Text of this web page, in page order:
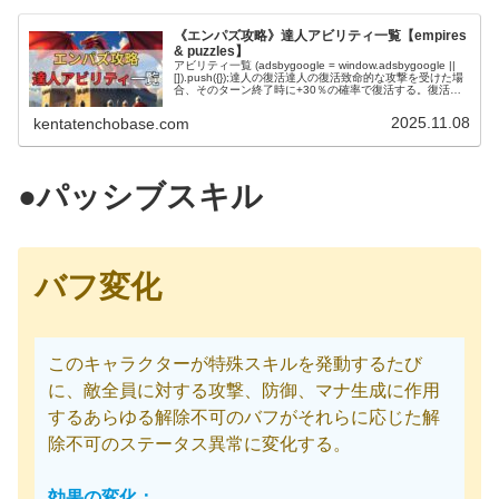
《エンパズ攻略》達人アビリティ一覧【empires
& puzzles】
アビリティ一覧 (adsbygoogle = window.adsbygoogle ||
[]).push({});達人の復活達人の復活致命的な攻撃を受けた場
合、そのターン終了時に+30％の確率で復活する。復活し
kentatenchobase.com 2025.11.08
●パッシブスキル
バフ変化
このキャラクターが特殊スキルを発動するたび
に、敵全員に対する攻撃、防御、マナ生成に作用
するあらゆる解除不可のバフがそれらに応じた解
除不可のステータス異常に変化する。